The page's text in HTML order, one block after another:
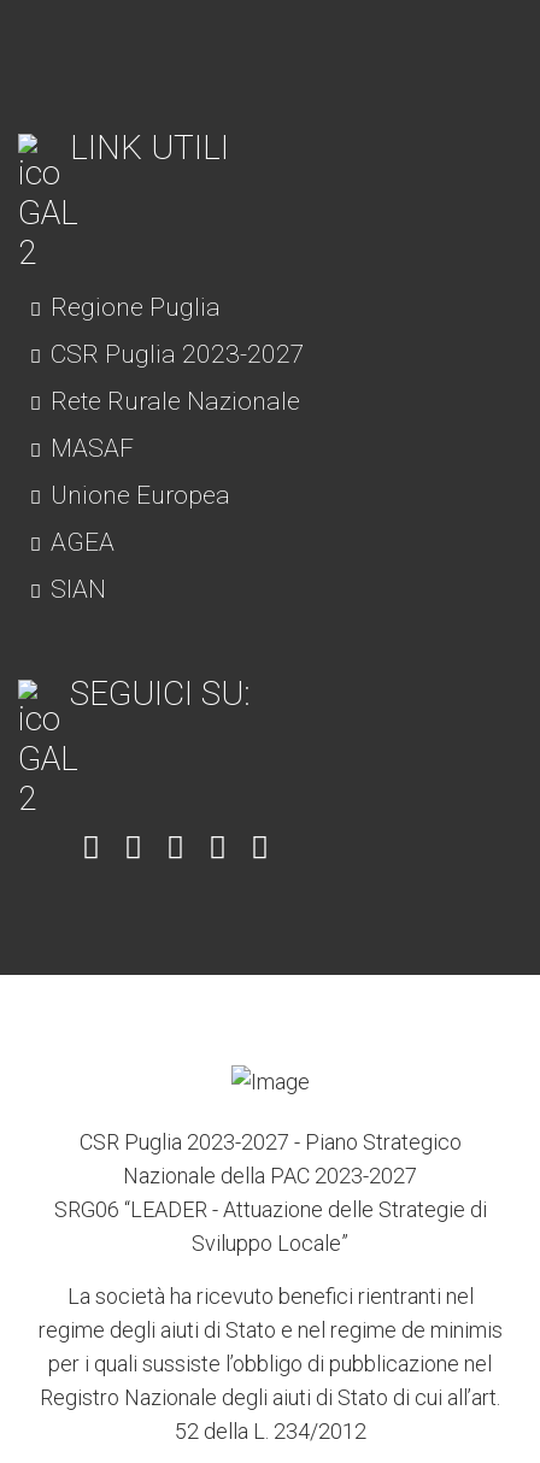
LINK UTILI
Regione Puglia
CSR Puglia 2023-2027
Rete Rurale Nazionale
MASAF
Unione Europea
AGEA
SIAN
SEGUICI SU:
Item Item Item Item
CSR Puglia 2023-2027 - Piano Strategico
Nazionale della PAC 2023-2027
SRG06 “LEADER - Attuazione delle Strategie di
Sviluppo Locale”
La società ha ricevuto benefici rientranti nel
regime degli aiuti di Stato e nel regime de minimis
per i quali sussiste l’obbligo di pubblicazione nel
Registro Nazionale degli aiuti di Stato di cui all’art.
52 della L. 234/2012